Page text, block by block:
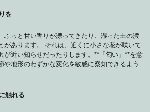
を
ふっと甘い香りが漂ってきたり、湿った土の濃
があります。 それは、近くに小さな花が咲いて
が近い知らせだったりします。**「匂い」**を意
や地形のわずかな変化を敏感に察知できるよう
触れる